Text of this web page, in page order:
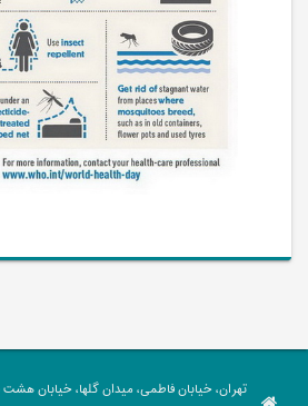
تهران، خیابان فاطمی، میدان گلها، خیابان